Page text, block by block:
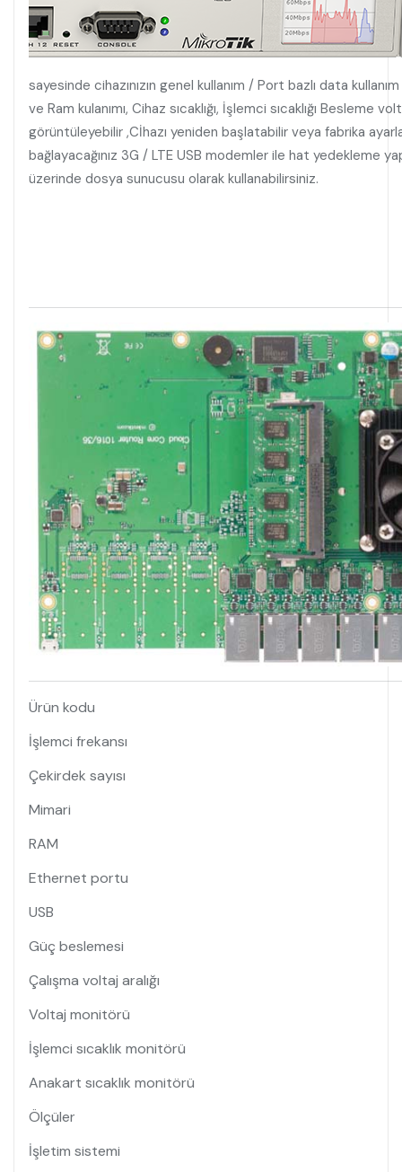
sayesinde cihazınızın genel kullanım / Port bazlı data
ve Ram kulanımı, Cihaz sıcaklığı, İşlemci sıcaklığı Besleme
görüntüleyebilir ,Cİhazı yeniden başlatabilir veya fabrika
bağlayacağınız 3G / LTE USB modemler ile hat yedekleme
üzerinde dosya sunucusu olarak kullanabilirsiniz.
Ürün kodu
İşlemci frekansı
Çekirdek sayısı
Mimari
RAM
Ethernet portu
USB
Güç beslemesi
Çalışma voltaj aralığı
Voltaj monitörü
İşlemci sıcaklık monitörü
Anakart sıcaklık monitörü
Ölçüler
İşletim sistemi